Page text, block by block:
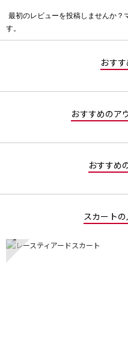
価
最初のレビューを投稿しませんか？
す。
おす
おすすめのア
おすすめ
スカート
1